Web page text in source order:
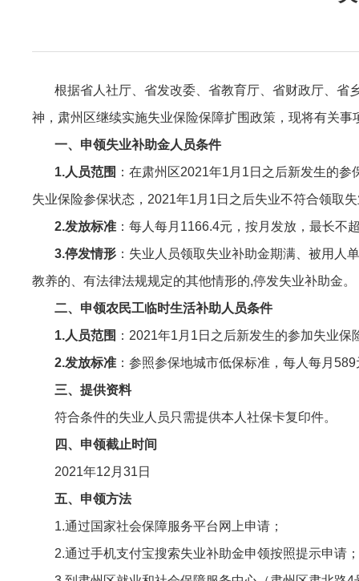
根据省人社厅、省发改委、省教育厅、省财政厅、省
神，肃州区继续实施失业保险保障扩围政策，现将有关事
一、申领失业补助金人员条件
1.人员范围 ：在肃州区2021年1月1日之后新发生的
失业保险参保状态，2021年1月1日之后失业不符合领取
2.发放标准 ：每人每月1166.4元，按月发放，最长不
3.停发情形 ：失业人员领取失业补助金期满、被用人
教养的、有法律法规规定的其他情形的,停发失业补助金。
二、申领农民工临时生活补助人员条件
1.人员范围 ：2021年1月1日之后新发生的参加失业
2.发放标准 ：参照参保地城市低保标准，每人每月
三、提供资料
符合条件的失业人员只需提供本人社保卡复印件。
四、申领截止时间
2021年12月31日
五、申领方法
1.通过国家社会保障服务平台网上申请；
2.通过手机支付宝搜索失业补助金申领按照提示申请；